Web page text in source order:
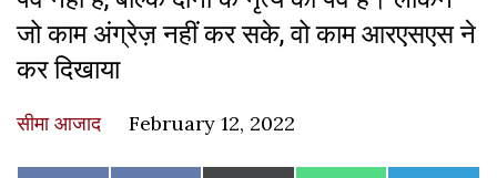
जो काम अंग्रेज़ नहीं कर सके, वो काम आरएसएस ने
कर दिखाया
सीमा आजाद February 12, 2022